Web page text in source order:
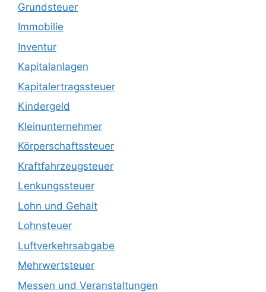
Grundsteuer
Immobilie
Inventur
Kapitalanlagen
Kapitalertragssteuer
Kindergeld
Kleinunternehmer
Körperschaftssteuer
Kraftfahrzeugsteuer
Lenkungssteuer
Lohn und Gehalt
Lohnsteuer
Luftverkehrsabgabe
Mehrwertsteuer
Messen und Veranstaltungen